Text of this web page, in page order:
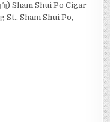
) Sham Shui Po Cigar
St., Sham Shui Po,